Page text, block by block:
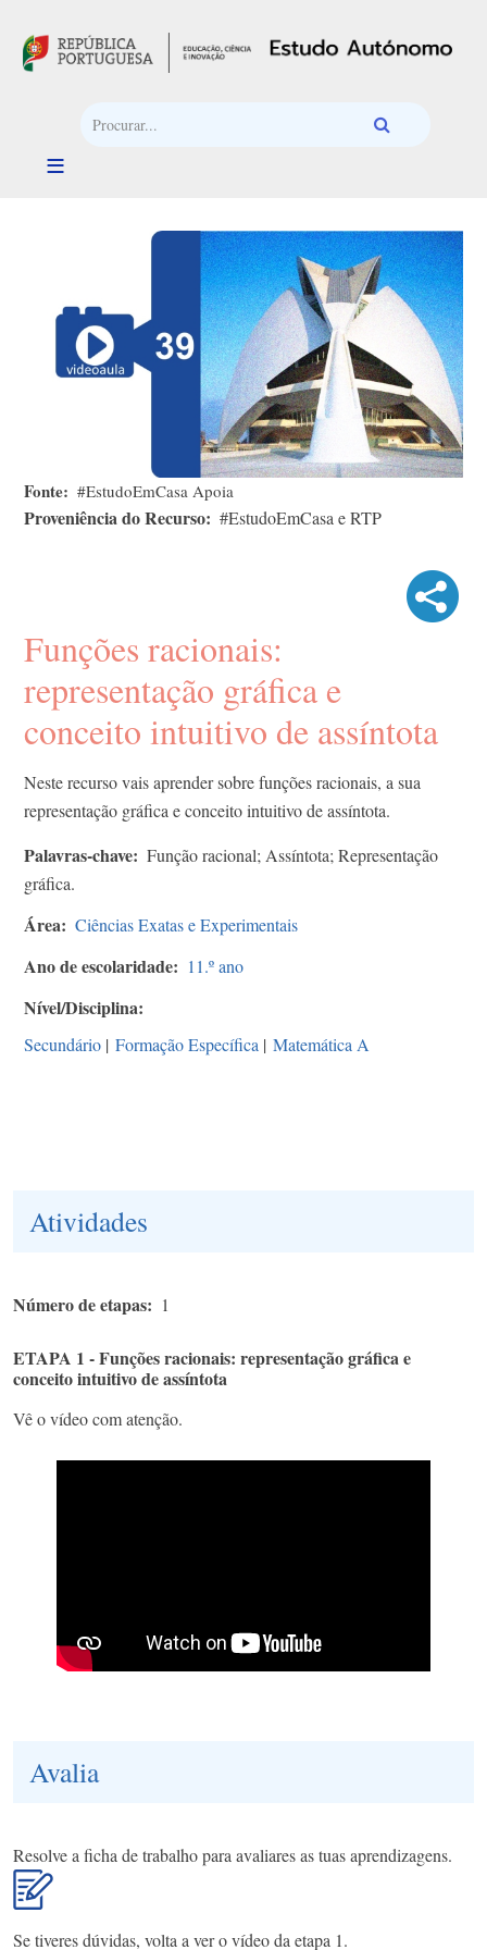
Fonte #EstudoEmCasa Apoia
Proveniência do Recurso #EstudoEmCasa e RTP
Funções racionais:
representação gráfica e
conceito intuitivo de assíntota
Neste recurso vais aprender sobre funções racionais, a sua
representação gráfica e conceito intuitivo de assíntota.
Palavras-chave
Função racional; Assíntota; Representação
gráfica.
Área Ciências Exatas e Experimentais
Ano de escolaridade 11.º ano
Nível/Disciplina
Secundário | Formação Específica | Matemática A
Atividades
Número de etapas 1
ETAPA 1 - Funções racionais: representação gráfica e
conceito intuitivo de assíntota
Vê o vídeo com atenção.
Avalia
Resolve a ficha de trabalho para avaliares as tuas aprendizagens.
Se tiveres dúvidas, volta a ver o vídeo da etapa 1.